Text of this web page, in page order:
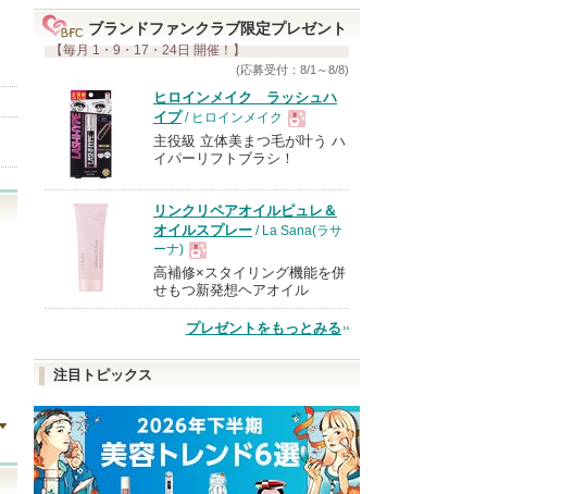
ブランドファンクラブ限定プレゼント
【毎月 1・9・17・24日 開催！】
(応募受付：8/1～8/8)
ヒロインメイク ラッシュハ
イプ/ ヒロインメイク
現
品
主役級 立体美まつ毛が叶う ハ
イパーリフトブラシ！
リンクリペアオイルピュレ＆
オイルスプレー / La Sana(ラサ
ーナ)
現
品
高補修×スタイリング機能を併
せもつ新発想ヘアオイル
プレゼントをもっとみる
注目トピックス